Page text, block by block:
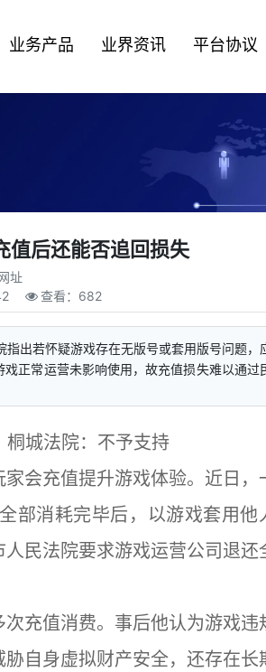
业务产品 业界资讯 平台协议
值后还能否追回损失
址
查看： 682
出若怀疑游戏存在无版号或套用版号问题，
正常运营未影响使用，故充值损失难以通过
桐城法院：不予支持
会充值提升游戏体验。近日，
部消耗完毕后，以游戏套用他
民法院要求游戏运营公司退还
充值消费。事后他认为游戏违
自身虚拟财产安全，还存在长